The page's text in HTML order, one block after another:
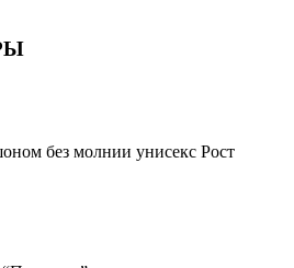
без молнии унисекс Рост